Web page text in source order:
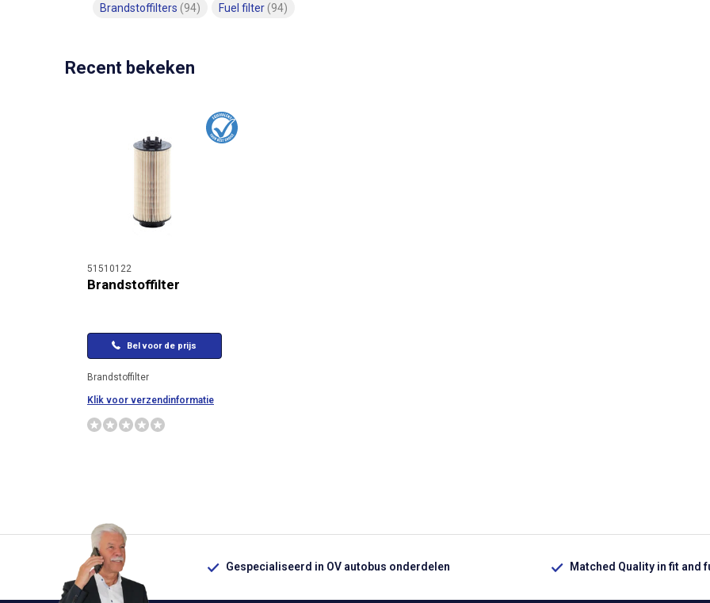
Brandstoffilters (94) Fuel filter (94)
Recent bekeken
51510122
Brandstoffilter
Bel voor de prijs
Brandstoffilter
Klik voor verzendinformatie
Gespecialiseerd in OV autobus onderdelen Matched Quality in fit and